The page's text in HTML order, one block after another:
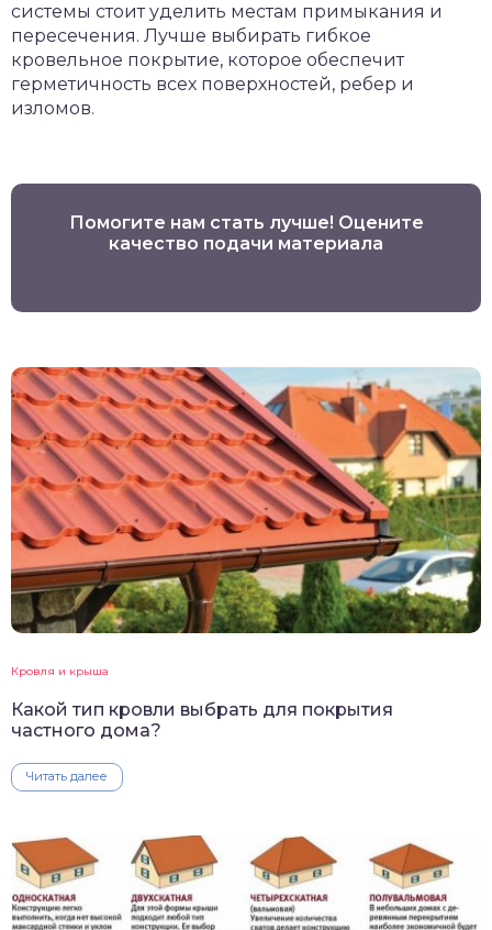
системы стоит уделить местам примыкания и
пересечения. Лучше выбирать гибкое
кровельное покрытие, которое обеспечит
герметичность всех поверхностей, ребер и
изломов.
Помогите нам стать лучше! Оцените
качество подачи материала
Кровля и крыша
Какой тип кровли выбрать для покрытия
частного дома?
Читать далее